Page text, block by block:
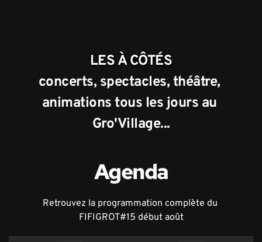
LES À CÔTÉS
concerts, spectacles, théâtre,
animations tous les jours au
Gro'Village...
Agenda
Retrouvez la programmation complète du
FIFIGROT#15 début août